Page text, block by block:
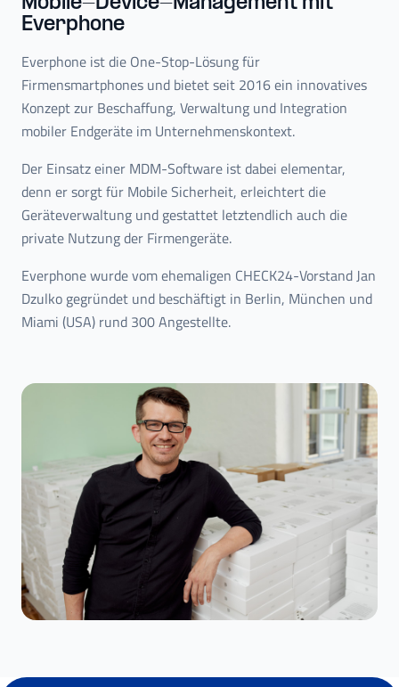
Everphone
Everphone ist die One-Stop-Lösung für
Firmensmartphones und bietet seit 2016 ein innovatives
Konzept zur Beschaffung, Verwaltung und Integration
mobiler Endgeräte im Unternehmenskontext.
Der Einsatz einer MDM-Software ist dabei elementar,
denn er sorgt für Mobile Sicherheit, erleichtert die
Geräteverwaltung und gestattet letztendlich auch die
private Nutzung der Firmengeräte.
Everphone wurde vom ehemaligen CHECK24-Vorstand Jan
Dzulko gegründet und beschäftigt in Berlin, München und
Miami (USA) rund 300 Angestellte.